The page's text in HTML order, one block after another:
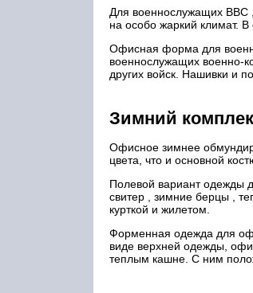
Для военнослужащих ВВС
на особо жаркий климат.
Офисная форма для
военнослужащих военно-
других войск. Нашивки и
Зимний
Офисное зимнее
цвета, что и основной
Полевой вариант одежды
свитер , зимние берцы ,
курткой и жилетом.
Форменная одежда для
виде верхней одежды,
теплым кашне. С ним